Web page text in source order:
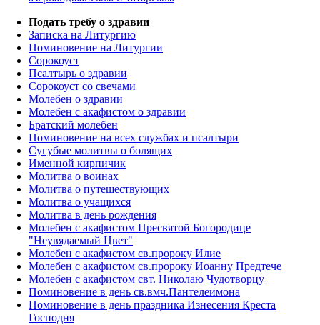
Подать требу о здравии
Записка на Литургию
Поминовение на Литургии
Сорокоуст
Псалтырь о здравии
Сорокоуст со свечами
Молебен о здравии
Молебен с акафистом о здравии
Братский молебен
Поминовение на всех службах и псалтыри
Сугубые молитвы о болящих
Именной кирпичик
Молитва о воинах
Молитва о путешествующих
Молитва о учащихся
Молитва в день рождения
Молебен с акафистом Пресвятой Богородице
"Неувядаемый Цвет"
Молебен с акафистом св.пророку Илие
Молебен с акафистом св.пророку Иоанну Предтече
Молебен с акафистом свт. Николаю Чудотворцу
Поминовение в день св.вмч.Пантелеимона
Поминовение в день праздника Изнесения Креста
Господня